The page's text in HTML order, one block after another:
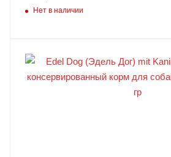
Нет в наличии